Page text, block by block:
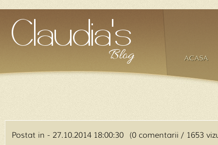
ACASA
Postat in - 27.10.2014 18:00:30 (0 comentarii / 1653